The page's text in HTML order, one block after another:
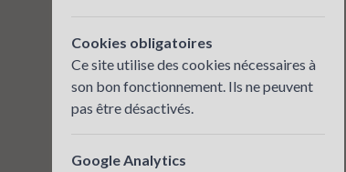
Cookies obligatoires
Ce site utilise des cookies nécessaires à
son bon fonctionnement. Ils ne peuvent
pas être désactivés.
Google Analytics